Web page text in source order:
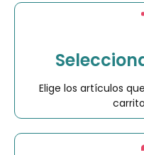
Elige los artículos